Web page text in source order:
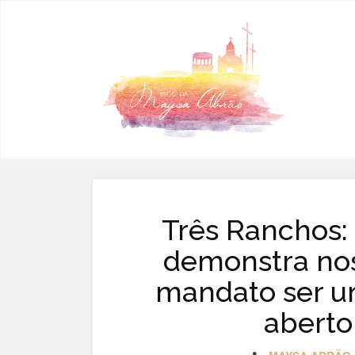
Três
demonstra
mandato ser